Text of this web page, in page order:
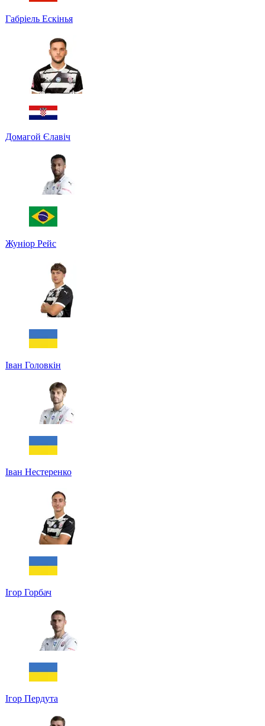
Габріель Ескінья
Домагой Єлавіч
Жуніор Рейс
Іван Головкін
Іван Нестеренко
Ігор Горбач
Ігор Пердута